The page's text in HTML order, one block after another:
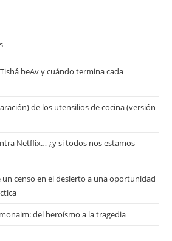
beAv y cuándo termina cada
de los utensilios de cocina (versión
Netflix… ¿y si todos nos estamos
un censo en el desierto a una oportunidad
del heroísmo a la tragedia